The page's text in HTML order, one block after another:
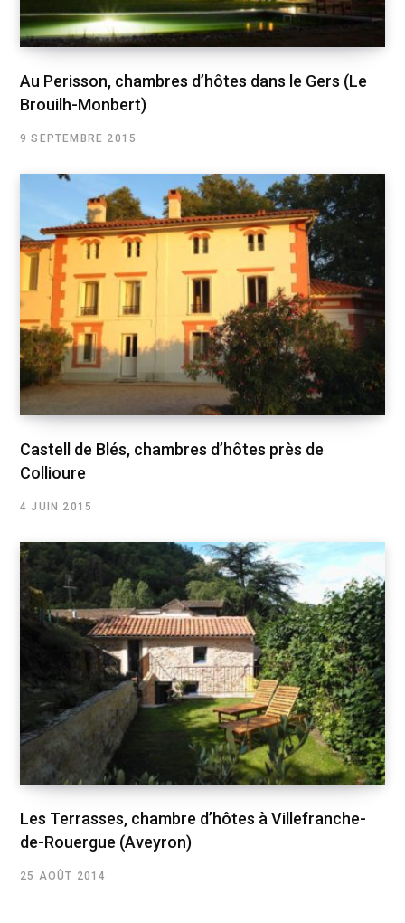
Au Perisson, chambres d’hôtes dans le Gers (Le
Brouilh-Monbert)
9 SEPTEMBRE 2015
Castell de Blés, chambres d’hôtes près de
Collioure
4 JUIN 2015
Les Terrasses, chambre d’hôtes à Villefranche-
de-Rouergue (Aveyron)
25 AOÛT 2014